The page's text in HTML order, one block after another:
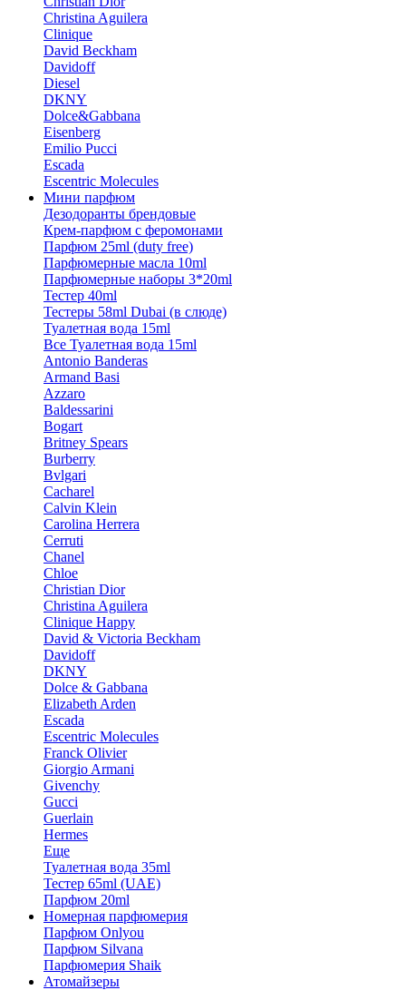
Christina Aguilera
Clinique
David Beckham
Davidoff
Diesel
DKNY
Dolce&Gabbana
Eisenberg
Emilio Pucci
Escada
Escentric Molecules
Мини парфюм
Дезодоранты брендовые
Крем-парфюм с феромонами
Парфюм 25ml (duty free)
Парфюмерные масла 10ml
Парфюмерные наборы 3*20ml
Тестер 40ml
Тестеры 58ml Dubai (в слюде)
Туалетная вода 15ml
Все Туалетная вода 15ml
Antonio Banderas
Armand Basi
Azzaro
Baldessarini
Bogart
Britney Spears
Burberry
Bvlgari
Cacharel
Calvin Klein
Carolina Herrera
Cerruti
Chanel
Chloe
Christian Dior
Christina Aguilera
Clinique Happy
David & Victoria Beckham
Davidoff
DKNY
Dolce & Gabbana
Elizabeth Arden
Escada
Escentric Molecules
Franck Olivier
Giorgio Armani
Givenchy
Gucci
Guerlain
Hermes
Еще
Туалетная вода 35ml
Тестер 65ml (UAE)
Парфюм 20ml
Номерная парфюмерия
Парфюм Onlyou
Парфюм Silvana
Парфюмерия Shaik
Атомайзеры